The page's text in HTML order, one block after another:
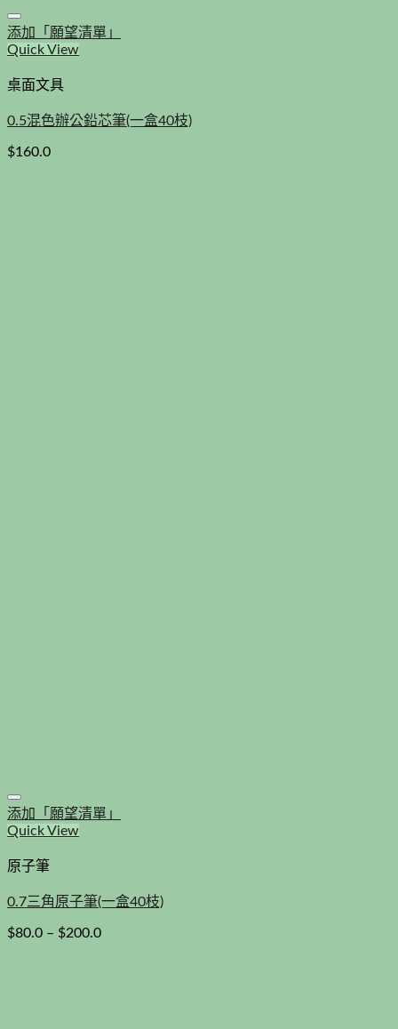
添加「願望清單」
Quick View
桌面文具
0.5混色辦公鉛芯筆(一盒40枝)
$160.0
添加「願望清單」
Quick View
原子筆
0.7三角原子筆(一盒40枝)
$80.0 – $200.0